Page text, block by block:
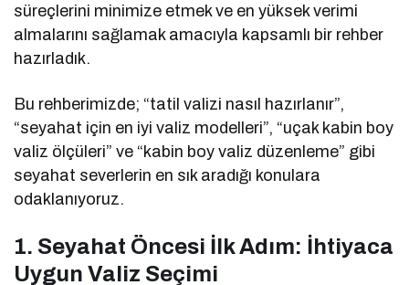
süreçlerini minimize etmek ve en yüksek verimi
almalarını sağlamak amacıyla kapsamlı bir rehber
hazırladık.
Bu rehberimizde; “tatil valizi nasıl hazırlanır”,
“seyahat için en iyi valiz modelleri”, “uçak kabin boy
valiz ölçüleri” ve “kabin boy valiz düzenleme” gibi
seyahat severlerin en sık aradığı konulara
odaklanıyoruz.
1. Seyahat Öncesi İlk Adım: İhtiyaca
Uygun Valiz Seçimi